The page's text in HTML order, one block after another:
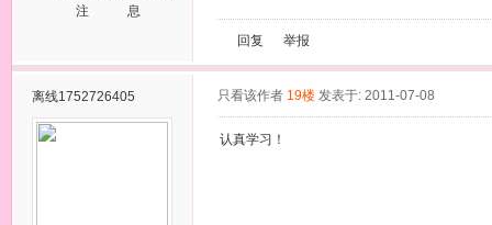
注
息
回复 举报
离线1752726405 只看该作者 19楼 发表于: 2011-07-08
认真学习！